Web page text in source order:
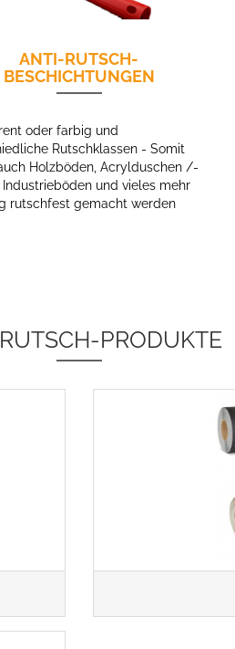
ANTI-RUTSCH-
BESCHICHTUNGEN
oder farbig und
Rutschklassen - Somit
Holzböden, Acrylduschen /-
Industrieböden und vieles mehr
rutschfest gemacht werden
PRODUKTE